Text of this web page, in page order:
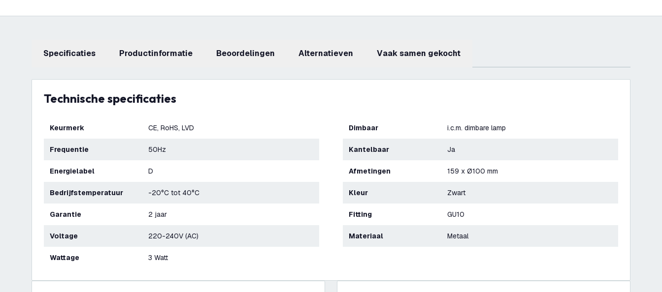
Specificaties productinformatie beoordelingen Alternatieven Vaak samen gekocht
Technische specificaties
Keurmerk CE, RoHS, LVD
Frequentie 50Hz
Energielabel D
Bedrijfstemperatuur -20°C tot 40°C
Garantie 2 jaar
Voltage 220-240V (AC)
Wattage 3 Watt
Dimbaar i.c.m. dimbare lamp
Kantelbaar Ja
Afmetingen 159 x Ø100 mm
Kleur Zwart
Fitting GU10
Materiaal Metaal